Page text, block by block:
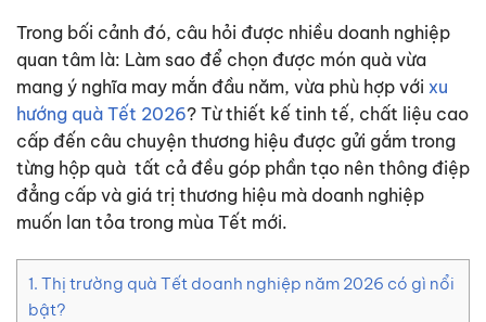
Trong bối cảnh đó, câu hỏi được nhiều doanh nghiệp
quan tâm là: Làm sao để chọn được món quà vừa
mang ý nghĩa may mắn đầu năm, vừa phù hợp với xu
hướng quà Tết 2026? Từ thiết kế tinh tế, chất liệu cao
cấp đến câu chuyện thương hiệu được gửi gắm trong
từng hộp quà tất cả đều góp phần tạo nên thông điệp
đẳng cấp và giá trị thương hiệu mà doanh nghiệp
muốn lan tỏa trong mùa Tết mới.
1. Thị trường quà Tết doanh nghiệp năm 2026 có gì nổi
bật?